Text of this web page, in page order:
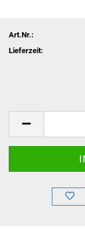
Art.Nr.:
Lieferzeit: